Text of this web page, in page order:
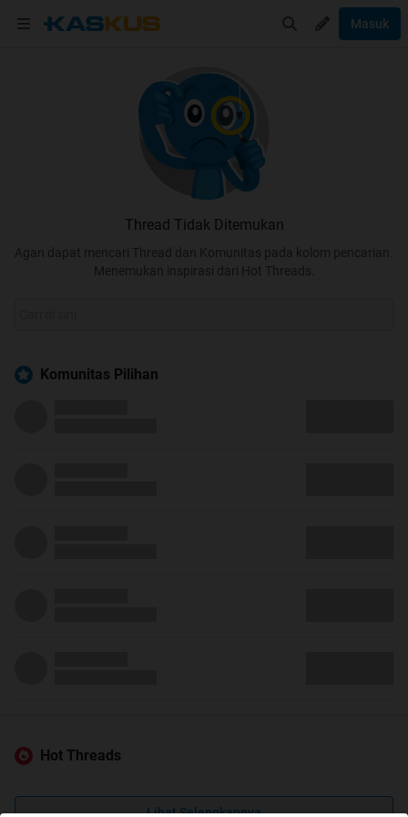
Masuk
Thread Tidak Ditemukan
Agan dapat mencari Thread dan Komunitas pada kolom pencarian.
Menemukan inspirasi dari Hot Threads.
Komunitas Pilihan
Hot Threads
Lihat Selengkapnya